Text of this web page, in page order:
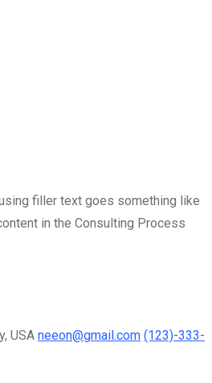
filler text goes something like
in the Consulting Process
USA neeon@gmail.com (123)-333-